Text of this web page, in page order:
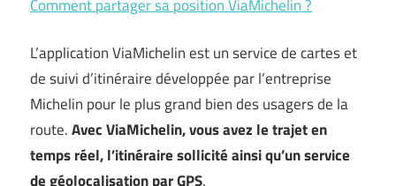
Comment partager sa position ViaMichelin ?
L’application ViaMichelin est un service de cartes et
de suivi d’itinéraire développée par l’entreprise
Michelin pour le plus grand bien des usagers de la
route.Avec ViaMichelin, vous avez le trajet en
temps réel, l’itinéraire sollicité ainsi qu’un service
de géolocalisation par GPS.